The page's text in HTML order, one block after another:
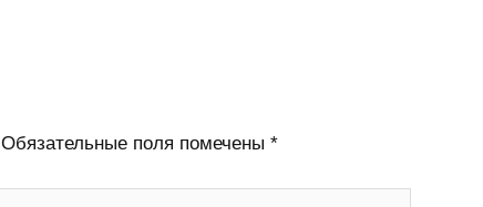
Обязательные поля помечены*